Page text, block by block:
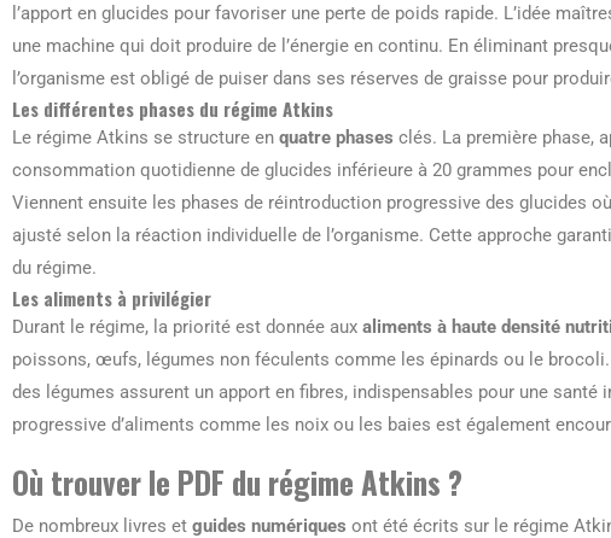
l’apport en glucides pour favoriser une perte de poids rapide. L’idée
une machine qui doit produire de l’énergie en continu. En éliminant
l’organisme est obligé de puiser dans ses réserves de graisse pour
Les différentes phases du régime Atkins
Le régime Atkins se structure en quatre phases clés. La première phase,
consommation quotidienne de glucides inférieure à 20 grammes pour
Viennent ensuite les phases de réintroduction progressive des glucides
ajusté selon la réaction individuelle de l’organisme. Cette approche
du régime.
Les aliments à privilégier
Durant le régime, la priorité est donnée aux aliments à haute densité
poissons, œufs, légumes non féculents comme les épinards ou le
des légumes assurent un apport en fibres, indispensables pour une santé
progressive d’aliments comme les noix ou les baies est également
Où trouver le PDF du régime Atkins ?
De nombreux livres et guides numériques ont été écrits sur le régime